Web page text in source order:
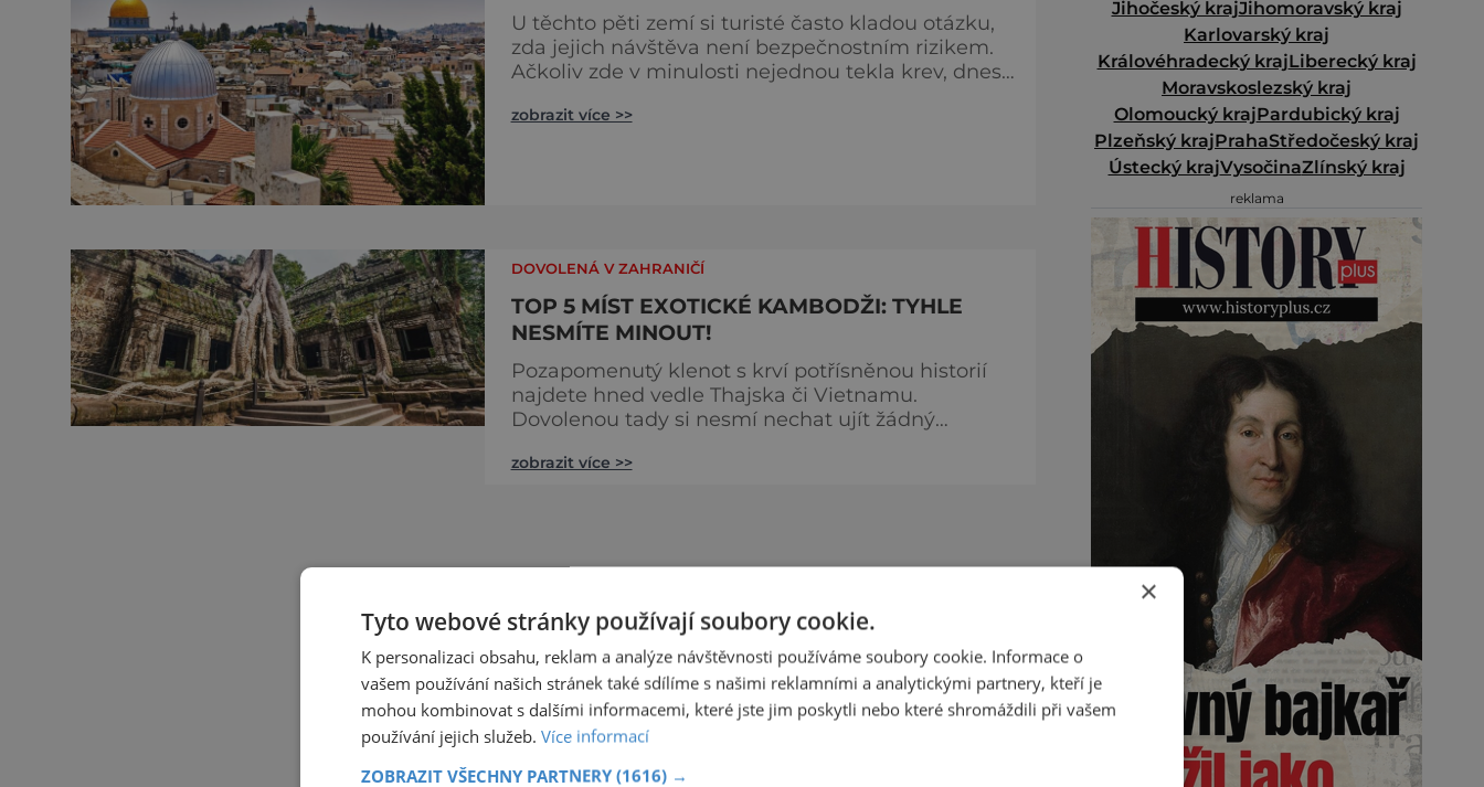
U těchto pěti zemí si turisté často kladou otázku,
zda jejich návštěva není bezpečnostním rizikem.
Ačkoliv zde v minulosti nejednou tekla krev, dnes
zemí, kam se dlouhá léta odvážil jen málokdo! Po
zobrazit více >>
DOVOLENÁ V ZAHRANIČÍ
TOP 5 MÍST EXOTICKÉ KAMBODŽI: TYHLE
NESMÍTE MINOUT!
Pozapomenutý klenot s krví potřísněnou historií
najdete hned vedle Thajska či Vietnamu.
Dovolenou tady si nesmí nechat ujít žádný
civilizací nepotřísněných kusů Země. TOP místo
vyhlížejících chrámů prorůstají kmeny
zobrazit více >>
Jihočeský krajJihomoravský kraj
Karlovarský kraj
Královéhradecký krajLiberecký kraj
Moravskoslezský kraj
Olomoucký krajPardubický kraj
Plzeňský krajPrahaStředočeský kraj
Ústecký krajVysočinaZlínský kraj
reklama
×
Tyto webové stránky používají soubory cookie.
K personalizaci obsahu, reklam a analýze návštěvnosti používáme soubory cookie. Informace o
vašem používání našich stránek také sdílíme s našimi reklamními a analytickými partnery, kteří je
mohou kombinovat s dalšími informacemi, které jste jim poskytli nebo které shromáždili při vašem
používání jejich služeb. Více informací
ZOBRAZIT VŠECHNY PARTNERY (1616) →